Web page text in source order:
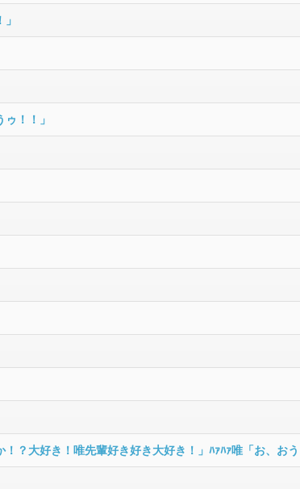
！！」
？大好き！唯先輩好き好き大好き！」ﾊｧﾊｧ唯「お、お